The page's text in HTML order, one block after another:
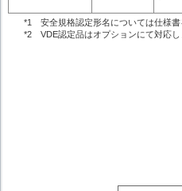
*1 安全規格認定形名については仕様書
*2 VDE認定品はオプションにて対応し